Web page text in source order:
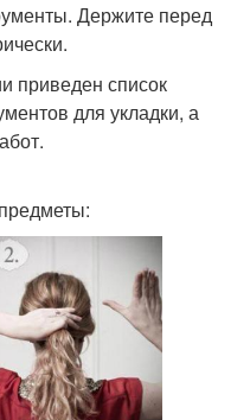
Держите перед
приведен список
для укладки, а